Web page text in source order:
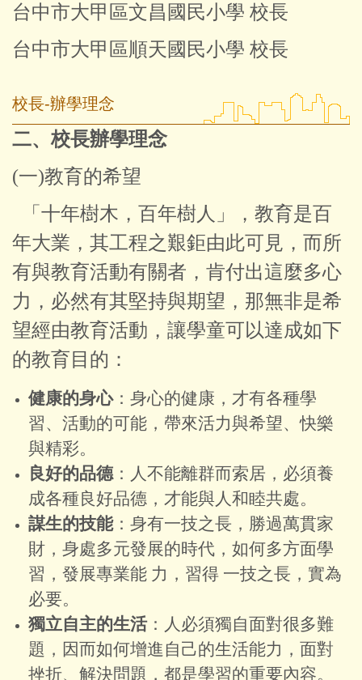
台中市大甲區文昌國民小學 校長
台中市大甲區順天國民小學 校長
校長-辦學理念
二、校長辦學理念
(一)教育的希望
「十年樹木，百年樹人」，教育是百
年大業，其工程之艱鉅由此可見，而所
有與教育活動有關者，肯付出這麼多心
力，必然有其堅持與期望，那無非是希
望經由教育活動，讓學童可以達成如下
的教育目的：
健康的身心：身心的健康，才有各種學
習、活動的可能，帶來活力與希望、快樂
與精彩。
良好的品德：人不能離群而索居，必須養
成各種良好品德，才能與人和睦共處。
謀生的技能：身有一技之長，勝過萬貫家
財，身處多元發展的時代，如何多方面學
習，發展專業能 力，習得 一技之長，實為
必要。
獨立自主的生活：人必須獨自面對很多難
題，因而如何增進自己的生活能力，面對
挫折、解決問題，都是學習的重要內容。